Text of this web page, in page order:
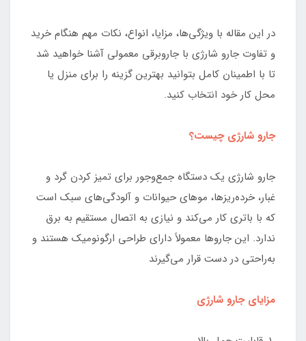
در این مقاله با ویژگی‌ها، مزایا، انواع، نکات مهم هنگام خرید
و تفاوت جارو شارژی با جاروبرقی معمولی آشنا خواهید شد
تا با اطمینان کامل بتوانید بهترین گزینه را برای منزل یا
محل کار خود انتخاب کنید.
جارو شارژی چیست؟
جارو شارژی یک دستگاه جمع‌وجور برای تمیز کردن گرد و
غبار، خرده‌ریزها، موهای حیوانات و آلودگی‌های سبک است
که با باتری کار می‌کند و نیازی به اتصال مستقیم به برق
ندارد. این جاروها معمولاً دارای طراحی ارگونومیک هستند و
به‌راحتی در دست قرار می‌گیرند
مزایای جارو شارژی